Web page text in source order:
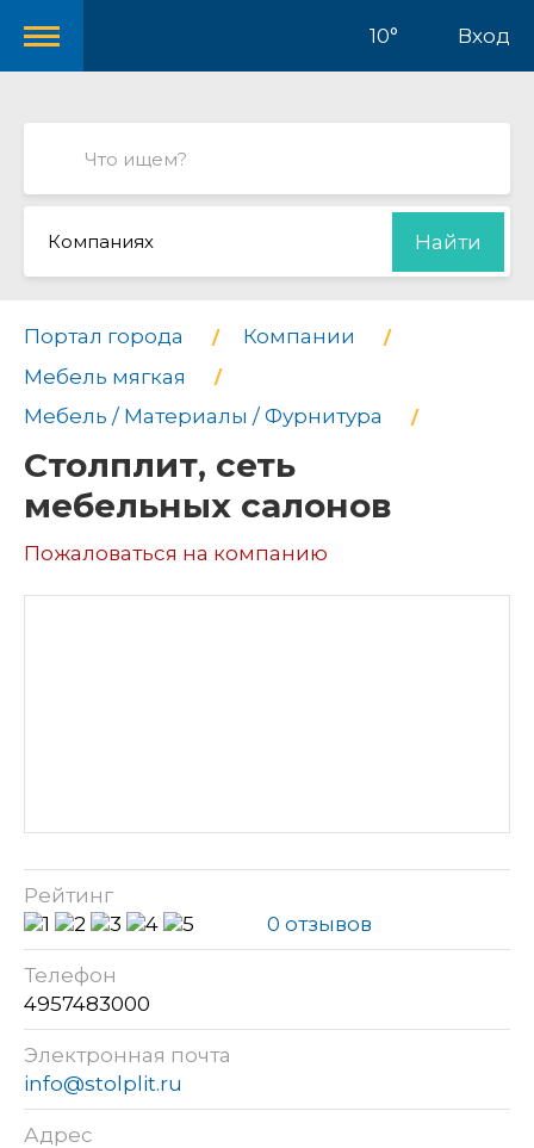
10° Вход
Компаниях Найти
Портал города
Компании
Мебель мягкая
Мебель / Материалы / Фурнитура
Столплит, сеть
мебельных салонов
Пожаловаться на компанию
Рейтинг
0 отзывов
Телефон
4957483000
Электронная почта
info@stolplit.ru
Адрес